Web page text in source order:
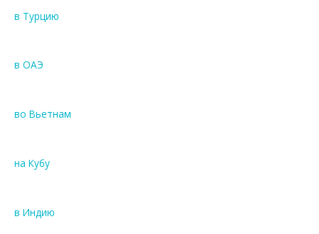
в Турцию
в ОАЭ
во Вьетнам
на Кубу
в Индию